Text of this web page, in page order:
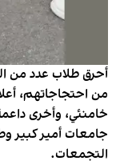
أحرق طلاب عدد من
من احتجاجاتهم،
خامنئي، وأخرى
جامعات أمير كبير
التجمعات.